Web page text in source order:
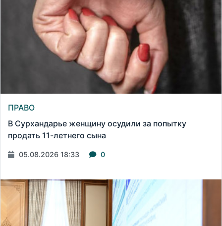
ПРАВО
В Сурхандарье женщину осудили за попытку
продать 11-летнего сына
05.08.2026 18:33 0